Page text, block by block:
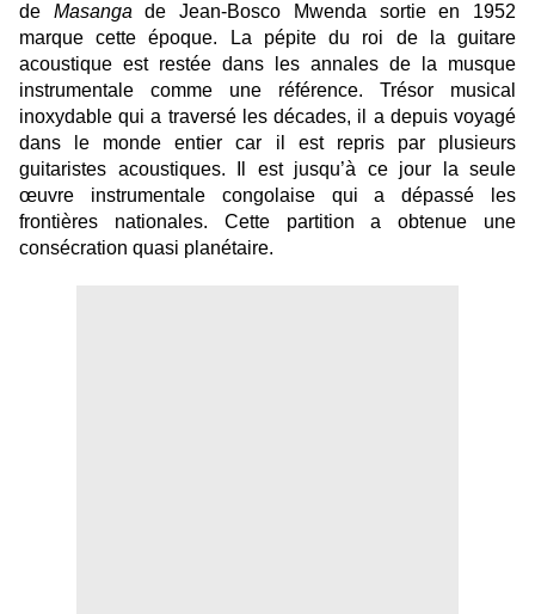
de Masanga de Jean-Bosco Mwenda sortie en 1952
marque cette époque. La pépite du roi de la guitare
acoustique est restée dans les annales de la musque
instrumentale comme une référence. Trésor musical
inoxydable qui a traversé les décades, il a depuis voyagé
dans le monde entier car il est repris par plusieurs
guitaristes acoustiques. Il est jusqu’à ce jour la seule
œuvre instrumentale congolaise qui a dépassé les
frontières nationales. Cette partition a obtenue une
consécration quasi planétaire.